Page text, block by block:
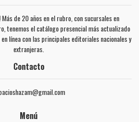
de 20 años en el rubro, con sucursales en
tenemos el catálogo presencial más actualizado
línea con las principales editoriales nacionales y
extranjeras.
Contacto
Menú